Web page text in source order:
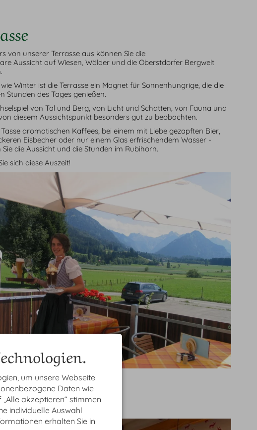
von unserer Terrasse aus können Sie die
Aussicht auf Wiesen, Wälder und die Oberstdorfer Bergwelt
Winter ist die Terrasse ein Magnet für Sonnenhungrige, die die
Stunden des Tages genießen.
von Tal und Berg, von Licht und Schatten, von Fauna und
diesem Aussichtspunkt besonders gut zu beobachten.
aromatischen Kaffees, bei einem mit Liebe gezapften Bier,
Eisbecher oder nur einem Glas erfrischendem Wasser -
Sie die Aussicht und die Stunden im Rubihorn.
sich diese Auszeit!
um unsere Webseite
Daten wie
akzeptieren“ stimmen
individuelle Auswahl
erhalten Sie in